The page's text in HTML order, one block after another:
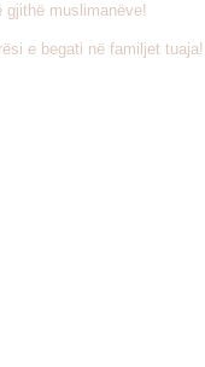
gjithë muslimanëve!
e begati në familjet tuaja!